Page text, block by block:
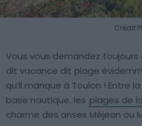
Crédit
Vous vous demandez toujours
dit vacance dit plage
qu’il manque à Toulon ! Entre la
base nautique, les plages de
charme des anses Méjean ou